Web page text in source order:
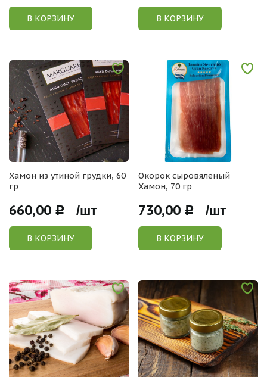
В КОРЗИНУ В КОРЗИНУ
Хамон из утиной грудки, 60
гр
660,00 Р /шт
В КОРЗИНУ
Окорок сыровяленый
Хамон, 70 гр
730,00 Р /шт
В КОРЗИНУ